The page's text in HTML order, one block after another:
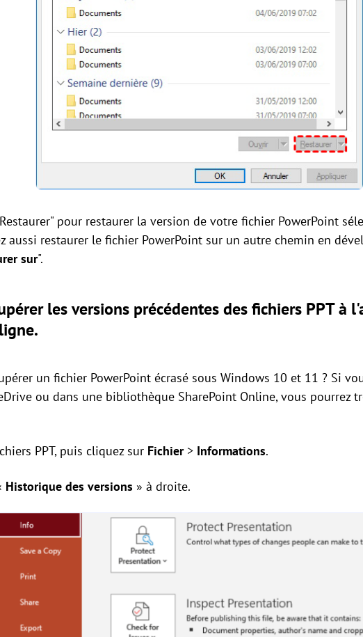
pour restaurer la version de votre fichier PowerPoint
aussi restaurer le fichier PowerPoint sur un autre chemin en
sur".
les versions précédentes des fichiers PPT à
un fichier PowerPoint écrasé sous Windows 10 et 11 ? Si
ou dans une bibliothèque SharePoint Online, vous pourrez
PPT, puis cliquez sur Fichier> Informations.
Historique des versions » à droite.